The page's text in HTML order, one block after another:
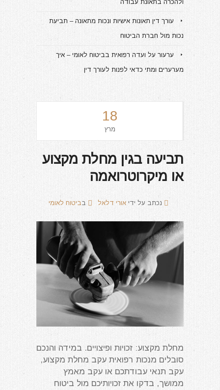
ולהכרה בתאונת עבודה
עורך דין תאונות אישיות ונכות מתאונה – תביעת
נכות מול חברת הביטוח
ערעור על ועדה רפואית בביטוח לאומי – איך
מערערים ומתי כדאי לפנות לעורך דין
18
מרץ
תביעה בגין מחלת מקצוע
או מיקרוטרואמה
נכתב על ידי אורי דלאל בביטוח לאומי
מחלת מקצוע: זכויות ופיצויים. במידה והנכם
סובלים מנכות רפואית עקב מחלת מקצוע,
עקב תנאי עבודתכם או עקב מאמץ
ממושך, בדקו את זכויותיכם מול ביטוח